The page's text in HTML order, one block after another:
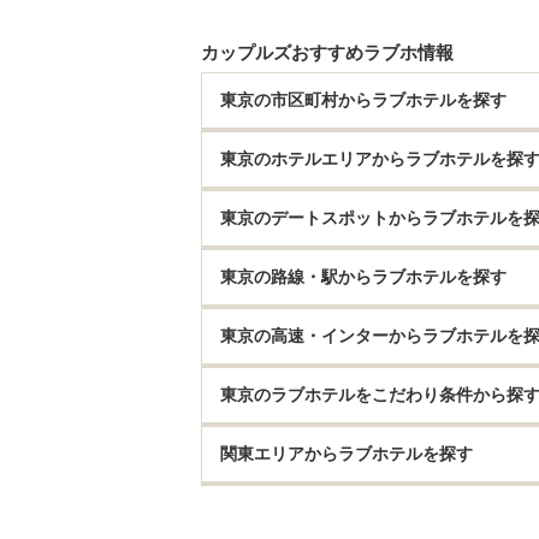
カップルズおすすめラブホ情報
東京の市区町村からラブホテルを探す
東京のホテルエリアからラブホテルを探す
東京のデートスポットからラブホテルを
東京の路線・駅からラブホテルを探す
東京の高速・インターからラブホテルを
東京のラブホテルをこだわり条件から探す
関東エリアからラブホテルを探す